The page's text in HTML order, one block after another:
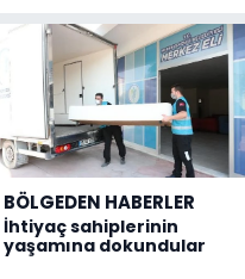
BÖLGEDEN HABERLER
İhtiyaç sahiplerinin
yaşamına dokundular